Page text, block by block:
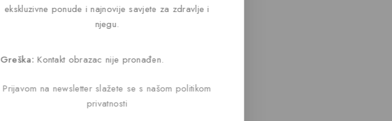
ekskluzivne ponude i najnovije savjete za zdravlje i
njegu.
Greška: Kontakt obrazac nije pronađen.
Prijavom na newsletter slažete se s našom politikom
privatnosti